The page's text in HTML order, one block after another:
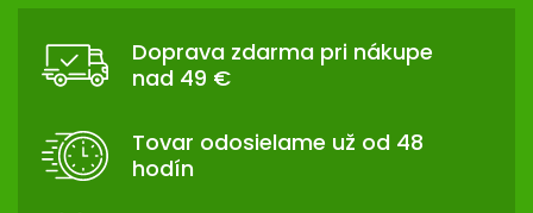
Doprava zdarma pri nákupe
nad 49 €
Tovar odosielame už od 48
hodín